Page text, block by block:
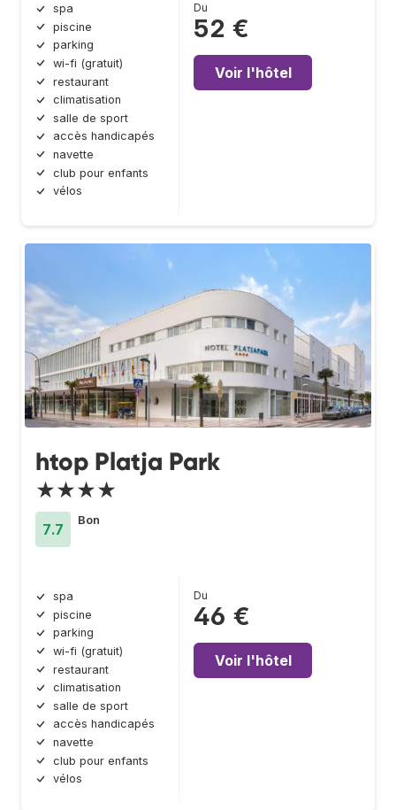
spa
piscine
parking
wi-fi (gratuit)
restaurant
climatisation
salle de sport
accès handicapés
navette
club pour enfants
vélos
Du
52 €
Voir l'hôtel
htop Platja Park
★★★★
7.7
Bon
spa
piscine
parking
wi-fi (gratuit)
restaurant
climatisation
salle de sport
accès handicapés
navette
club pour enfants
vélos
Du
46 €
Voir l'hôtel